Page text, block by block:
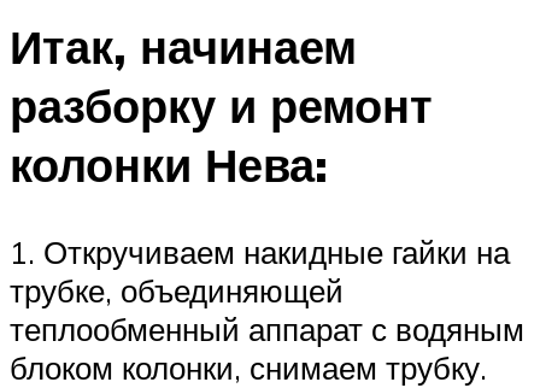
Итак, начинаем
разборку и ремонт
колонки Нева:
1. Откручиваем накидные гайки на
трубке, объединяющей
теплообменный аппарат с водяным
блоком колонки, снимаем трубку.